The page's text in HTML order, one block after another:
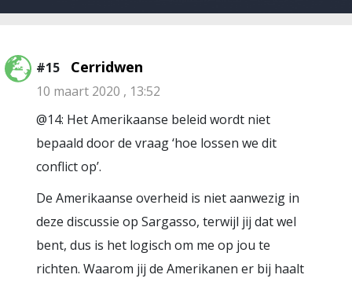
#15 Cerridwen
10 maart 2020 , 13:52
@14: Het Amerikaanse beleid wordt niet
bepaald door de vraag ‘hoe lossen we dit
conflict op’.
De Amerikaanse overheid is niet aanwezig in
deze discussie op Sargasso, terwijl jij dat wel
bent, dus is het logisch om me op jou te
richten. Waarom jij de Amerikanen er bij haalt